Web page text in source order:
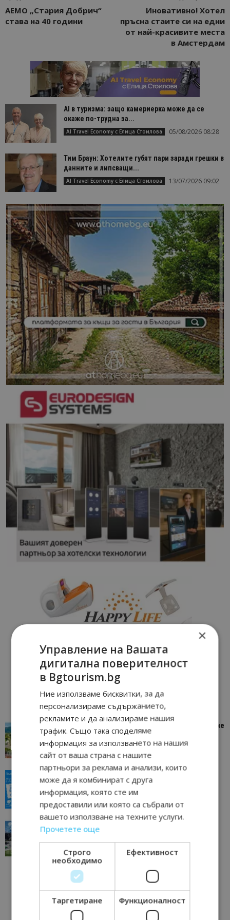
АЕМО „Стария Добрич“
става на 40 години
Иновативно! Хотел
пръсна стаите си на едни
от най-красивите места
в Амстердам
AI в туризма: защо камериерка може да се
окаже по-трудна за...
AI Travel Economy с Елица Стоилова 05/08/2026 08:28
Тим Браун: Хотелите губят пари заради грешки в
данните и липсващи...
AI Travel Economy с Елица Стоилова 13/07/2026 09:02
“Пощенска картичка от…”: Петрич – Изживяване
отвъд очакваното
Петрич 11/07/2026 11:22
“Пощенска картичка от…”: Пловдив, градът на
всички времена
Пловдив 23/06/2026 10:00
“Пощенска картичка от…”: Перник – град на
традициите, културата и вдъхновяващите...
17/06/2026 09:01
×
Управление на Вашата
дигитална поверителност
в Bgtourism.bg
Ние използваме бисквитки, за да
персонализираме съдържанието,
рекламите и да анализираме нашия
трафик. Също така споделяме
информация за използването на нашия
сайт от ваша страна с нашите
партньори за реклама и анализи, които
може да я комбинират с друга
информация, която сте им
предоставили или която са събрали от
вашето използване на техните услуги.
Прочетете още
Строго
необходимо
Ефективност
Таргетиране Функционалност